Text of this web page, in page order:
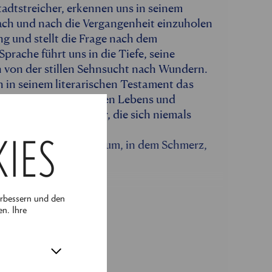
und den
Ihre
erkennen uns in seinem
und nach die Vergangenheit einzuholen
und stellt die Frage nach dem
führt uns in die Tiefe, seine
der stillen Sehnsucht nach Wundern.
seinem literarischen Testament das
seines eigenen Lebens und
uns zwei Gesichter, die sich niemals
öffnet er einen Raum, in dem Schmerz,
dürfen.